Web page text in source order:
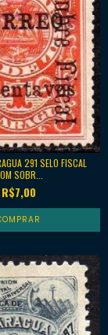
291 SELO FISCAL
SOBR...
R$7,00